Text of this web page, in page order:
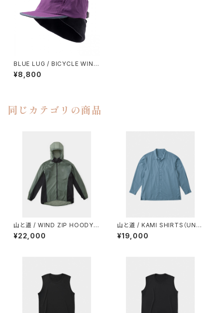
BLUE LUG / BICYCLE WINT
ER DUCKBILL CAP
¥8,800
同じカテゴリの商品
山と道 / WIND ZIP HOODY
（UNISEX）
¥22,000
山と道 / KAMI SHIRTS（UNIS
EX）
¥19,000